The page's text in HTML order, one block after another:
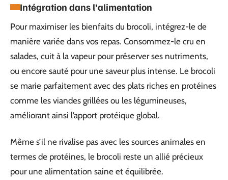
Intégration dans l’alimentation
Pour maximiser les bienfaits du brocoli, intégrez-le de
manière variée dans vos repas. Consommez-le cru en
salades, cuit à la vapeur pour préserver ses nutriments,
ou encore sauté pour une saveur plus intense. Le brocoli
se marie parfaitement avec des plats riches en protéines
comme les viandes grillées ou les légumineuses,
améliorant ainsi l’apport protéique global.
Même s’il ne rivalise pas avec les sources animales en
termes de protéines, le brocoli reste un allié précieux
pour une alimentation saine et équilibrée.